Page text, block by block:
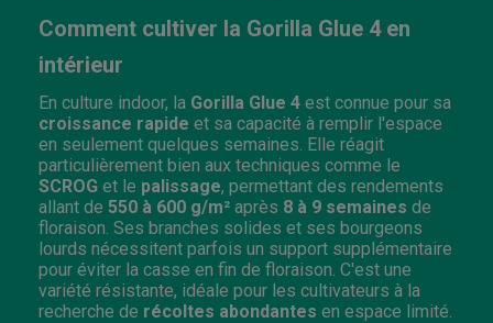
Comment cultiver la Gorilla Glue 4 en
intérieur
En culture indoor, la Gorilla Glue 4 est connue pour sa
croissance rapide et sa capacité à remplir l'espace
en seulement quelques semaines. Elle réagit
particulièrement bien aux techniques comme le
SCROG et le palissage, permettant des rendements
allant de 550 à 600 g/m² après 8 à 9 semaines de
floraison. Ses branches solides et ses bourgeons
lourds nécessitent parfois un support supplémentaire
pour éviter la casse en fin de floraison. C'est une
variété résistante, idéale pour les cultivateurs à la
recherche de récoltes abondantes en espace limité.